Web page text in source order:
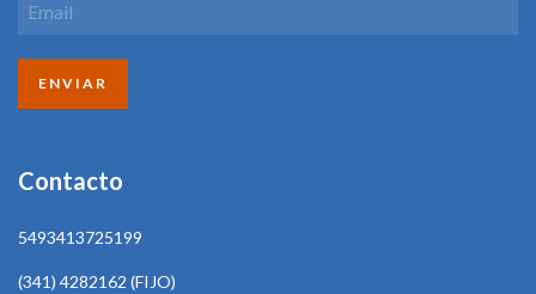
Contacto
5493413725199
(341) 4282162 (FIJO)